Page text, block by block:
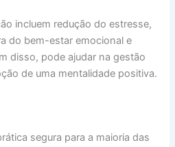
incluem redução do estresse,
do bem-estar emocional e
disso, pode ajudar na gestão
de uma mentalidade positiva.
segura para a maioria das